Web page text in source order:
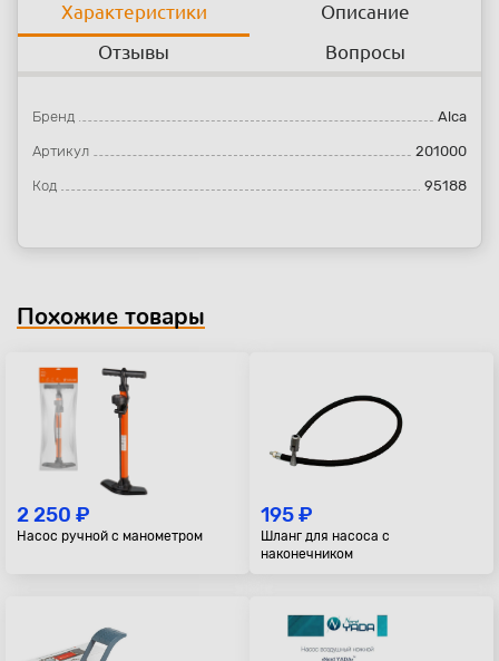
Характеристики
Описание
Отзывы
Вопросы
Бренд Alca
Артикул 201000
Код 95188
Похожие товары
2 250 ₽
Насос ручной с манометром
195 ₽
Шланг для насоса с
наконечником